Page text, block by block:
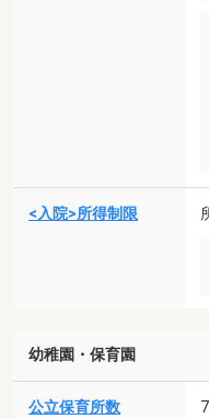
<入院>所得制限
幼稚園・保育園
公立保育所数